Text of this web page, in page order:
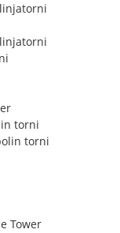
torni
torni
Tower